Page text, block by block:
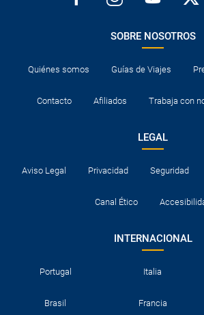
SOBRE NOSOTROS
Quiénes somos Guías de Viajes
Contacto Afiliados Trabaja con
LEGAL
Aviso Legal Privacidad Seguridad
Canal Ético
INTERNACIONAL
Portugal Italia
Brasil Francia